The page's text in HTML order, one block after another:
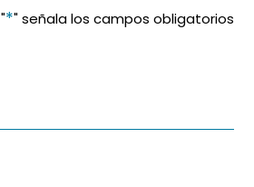
"*" señala los campos obligatorios